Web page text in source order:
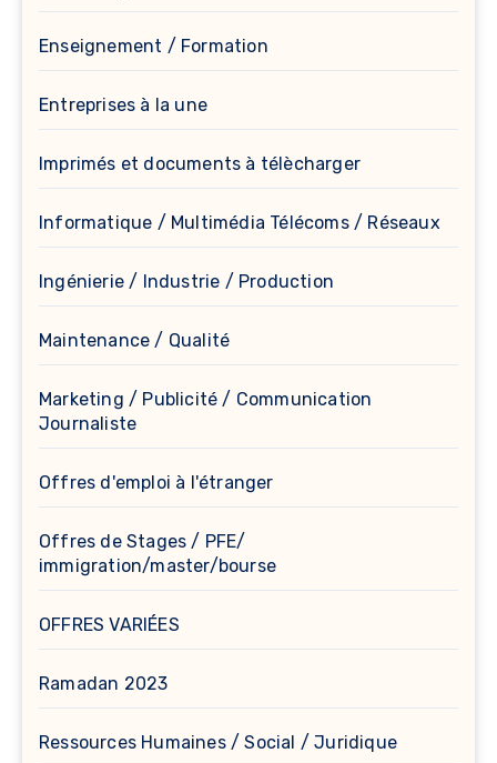
Enseignement / Formation
Entreprises à la une
Imprimés et documents à télècharger
Informatique / Multimédia Télécoms / Réseaux
Ingénierie / Industrie / Production
Maintenance / Qualité
Marketing / Publicité / Communication
Journaliste
Offres d'emploi à l'étranger
Offres de Stages / PFE/
immigration/master/bourse
OFFRES VARIÉES
Ramadan 2023
Ressources Humaines / Social / Juridique